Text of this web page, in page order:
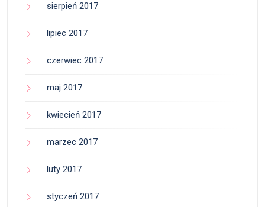
sierpień 2017
lipiec 2017
czerwiec 2017
maj 2017
kwiecień 2017
marzec 2017
luty 2017
styczeń 2017